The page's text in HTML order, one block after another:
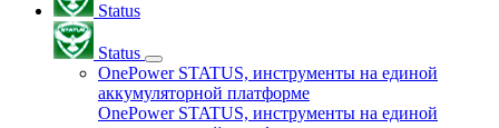
Status
Status
OnePower STATUS, инструменты на единой
аккумуляторной платформе
OnePower STATUS, инструменты на единой